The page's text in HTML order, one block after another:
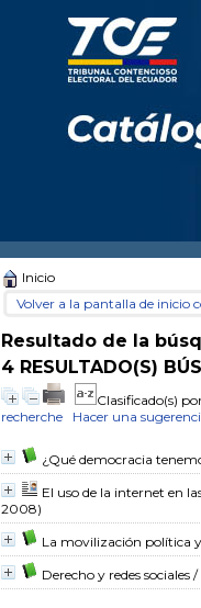
Inicio
Volver a la pantalla de inicio
Resultado de la
4 RESULTADO(S)
Clasificado(s)
recherche
Hacer una
¿Qué democracia
El uso de la internet en
2008)
La movilización política
Derecho y redes sociales/